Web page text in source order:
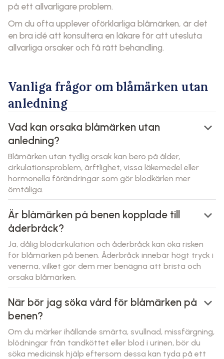
på ett allvarligare problem.
Om du ofta upplever oförklarliga blåmärken, är det
en bra idé att konsultera en läkare för att utesluta
allvarliga orsaker och få rätt behandling.
Vanliga frågor om blåmärken utan
anledning
Vad kan orsaka blåmärken utan
anledning?
keyboard_arrow_down
Blåmärken utan tydlig orsak kan bero på ålder,
cirkulationsproblem, ärftlighet, vissa läkemedel eller
hormonella förändringar som gör blodkärlen mer
ömtåliga.
Är blåmärken på benen kopplade till
åderbråck?
keyboard_arrow_down
Ja, dålig blodcirkulation och åderbråck kan öka risken
för blåmärken på benen. Åderbråck innebär högt tryck i
venerna, vilket gör dem mer benägna att brista och
orsaka blåmärken.
När bör jag söka vård för blåmärken på
benen?
keyboard_arrow_down
Om du märker ihållande smärta, svullnad, missfärgning,
blödningar från tandköttet eller blod i urinen, bör du
söka medicinsk hjälp eftersom dessa kan tyda på ett